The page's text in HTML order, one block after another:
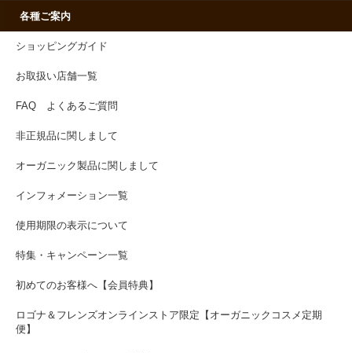
各種ご案内
ショッピングガイド
お取扱い店舗一覧
FAQ よくあるご質問
非正規品に関しまして
オーガニック製品に関しまして
インフォメーション一覧
使用期限の表示について
特集・キャンペーン一覧
初めてのお客様へ【会員特典】
ロゴナ＆フレンズオンラインストア限定【オーガニックコスメ定期
便】